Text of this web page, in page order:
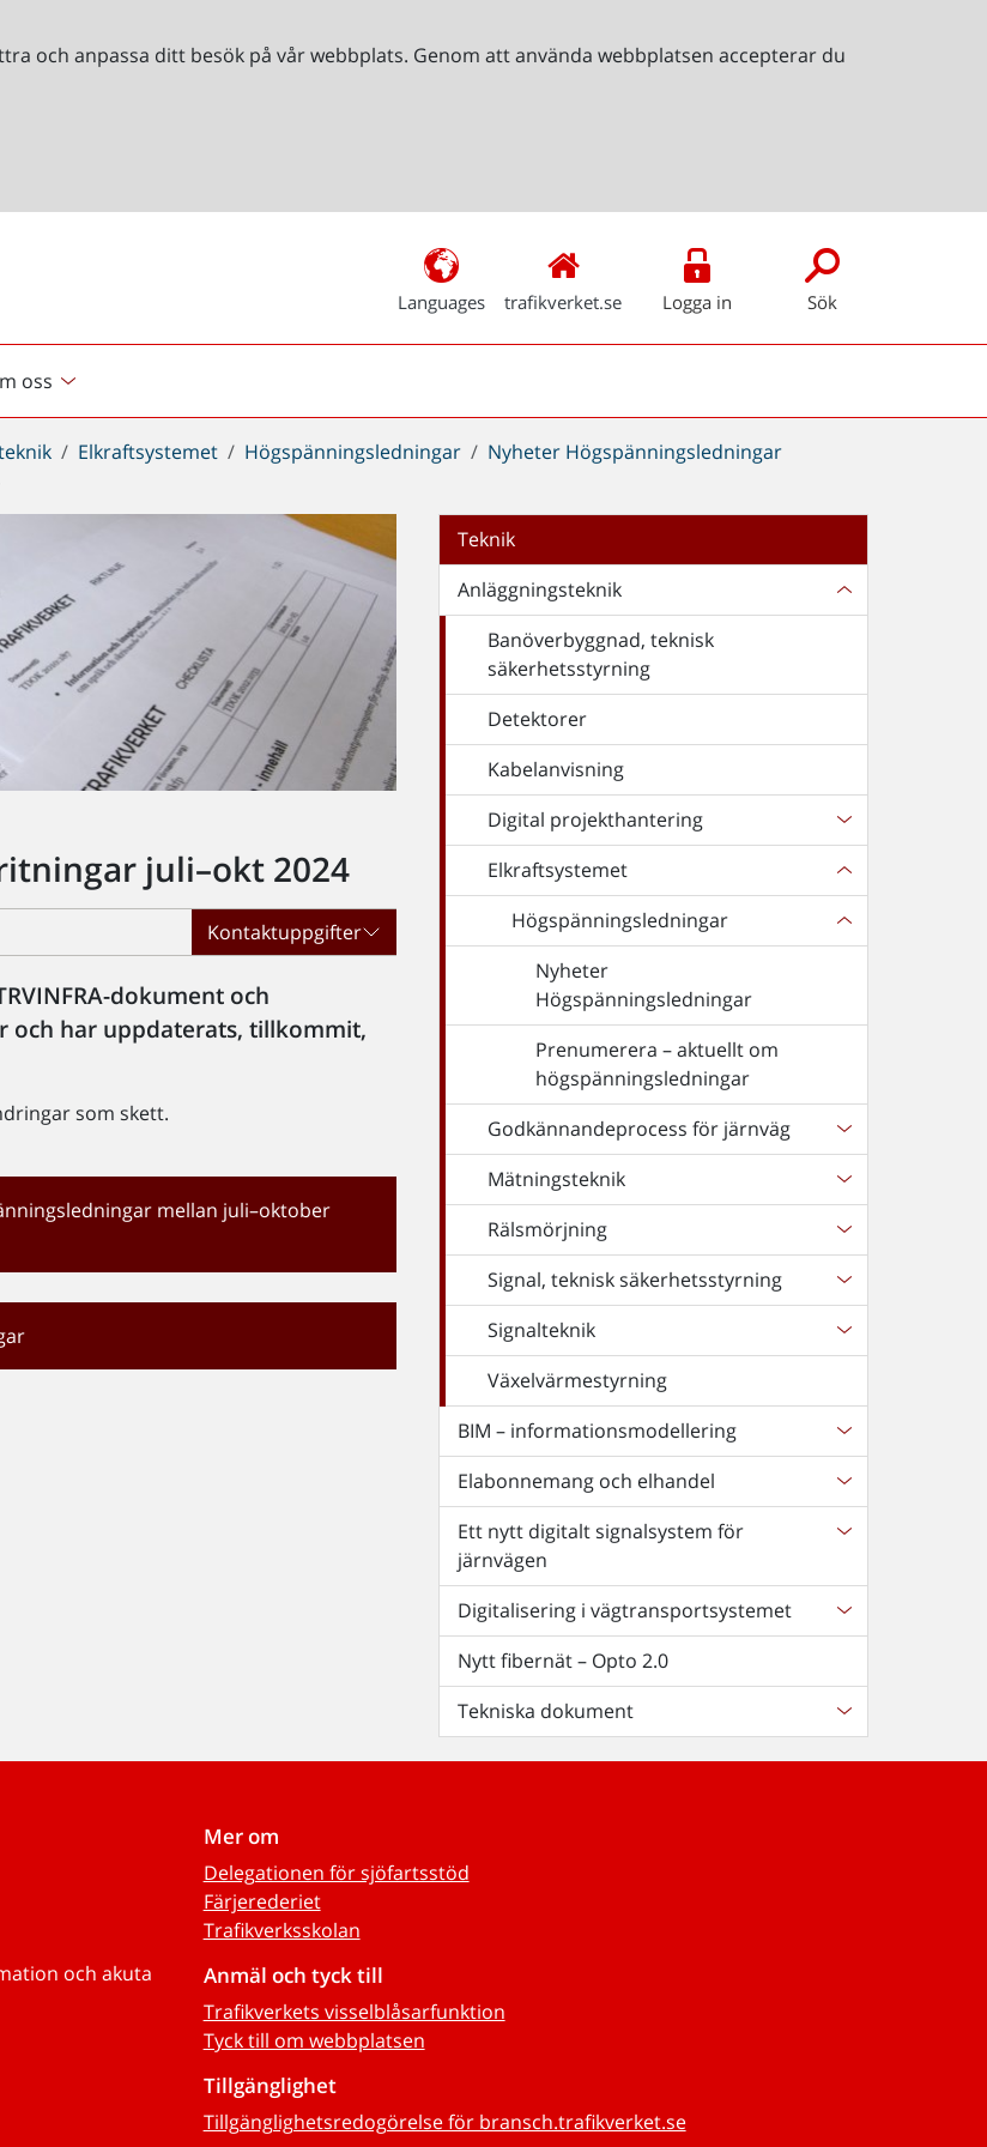
och anpassa ditt besök på vår webbplats. Genom att använda webbplatsen accepterar du
Languages trafikverket.se Logga in Sök
oss
Elkraftsystemet Högspänningsledningar
Nyheter Högspänningsledningar
juli–okt 2024
Kontaktuppgifter
dokument och
och har uppdaterats, tillkommit,
som skett.
mellan juli–oktober
Teknik
Anläggningsteknik
Banöverbyggnad, teknisk
säkerhetsstyrning
Detektorer
Kabelanvisning
Digital projekthantering
Elkraftsystemet
Högspänningsledningar
Nyheter
Högspänningsledningar
Prenumerera – aktuellt om
högspänningsledningar
Godkännandeprocess för järnväg
Mätningsteknik
Rälsmörjning
Signal, teknisk säkerhetsstyrning
Signalteknik
Växelvärmestyrning
BIM – informationsmodellering
Elabonnemang och elhandel
Ett nytt digitalt signalsystem för
järnvägen
Digitalisering i vägtransportsystemet
Nytt fibernät – Opto 2.0
Tekniska dokument
och akuta
Mer om
Delegationen för sjöfartsstöd
Färjerederiet
Trafikverksskolan
Anmäl och tyck till
Trafikverkets visselblåsarfunktion
Tyck till om webbplatsen
Tillgänglighet
Tillgänglighetsredogörelse för bransch.trafikverket.se